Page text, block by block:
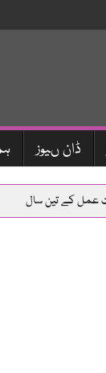
ڈان ںیوز
عمل کے تین سال